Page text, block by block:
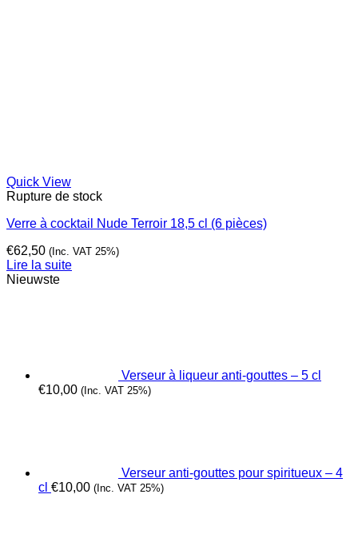
Quick View
Rupture de stock
Verre à cocktail Nude Terroir 18,5 cl (6 pièces)
€62,50 (Inc. VAT 25%)
Lire la suite
Nieuwste
Verseur à liqueur anti-gouttes – 5 cl
€10,00 (Inc. VAT 25%)
Verseur anti-gouttes pour spiritueux – 4
cl €10,00 (Inc. VAT 25%)